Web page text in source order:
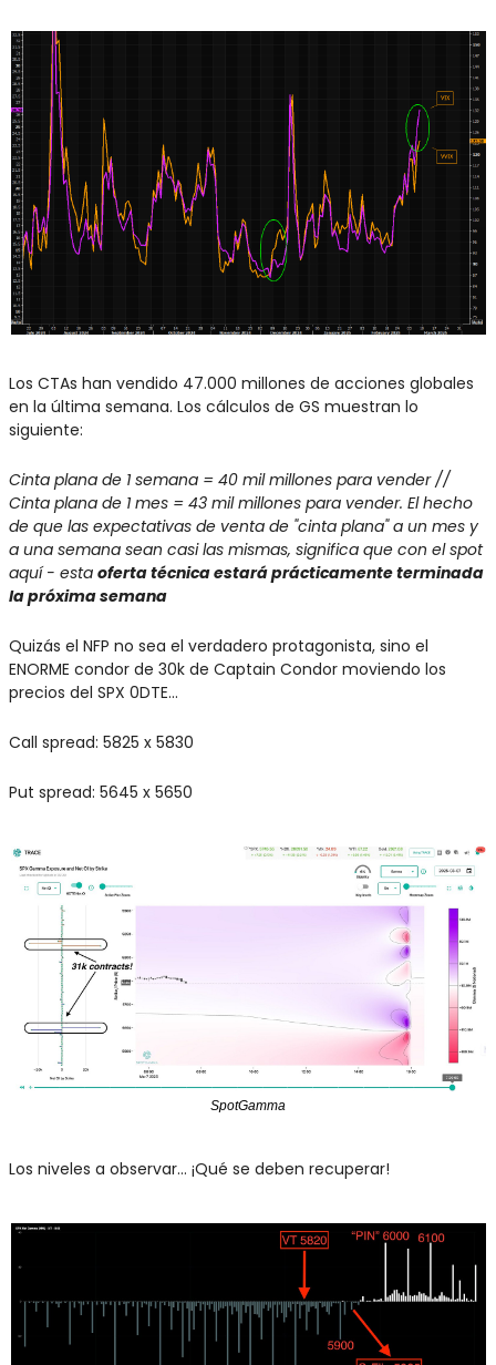
Los CTAs han vendido 47.000 millones de acciones globales
en la última semana. Los cálculos de GS muestran lo
siguiente:
Cinta plana de 1 semana = 40 mil millones para vender //
Cinta plana de 1 mes = 43 mil millones para vender. El hecho
de que las expectativas de venta de "cinta plana" a un mes y
a una semana sean casi las mismas, significa que con el spot
aquí - esta oferta técnica estará prácticamente terminada
la próxima semana
Quizás el NFP no sea el verdadero protagonista, sino el
ENORME condor de 30k de Captain Condor moviendo los
precios del SPX 0DTE...
Call spread: 5825 x 5830
Put spread: 5645 x 5650
SpotGamma
Los niveles a observar… ¡Qué se deben recuperar!